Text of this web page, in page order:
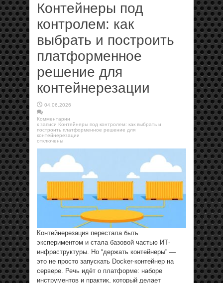
Контейнеры под
контролем: как
выбрать и построить
платформенное
решение для
контейнерезации
04.06.2026
Комментарии
к записи Контейнеры под контролем: как выбрать и
построить платформенное решение для
контейнерезации
отключены
Контейнерезация перестала быть
экспериментом и стала базовой частью ИТ-
инфраструктуры. Но “держать контейнеры” —
это не просто запускать Docker-контейнер на
сервере. Речь идёт о платформе: наборе
инструментов и практик, который делает